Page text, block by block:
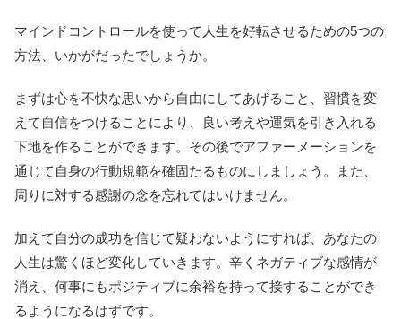
マインドコントロールを使って人生を好転させるための5つの
方法、いかがだったでしょうか。
まずは心を不快な思いから自由にしてあげること、習慣を変
えて自信をつけることにより、良い考えや運気を引き入れる
下地を作ることができます。その後でアファーメーションを
通じて自身の行動規範を確固たるものにしましょう。また、
周りに対する感謝の念を忘れてはいけません。
加えて自分の成功を信じて疑わないようにすれば、あなたの
人生は驚くほど変化していきます。辛くネガティブな感情が
消え、何事にもポジティブに余裕を持って接することができ
るようになるはずです。